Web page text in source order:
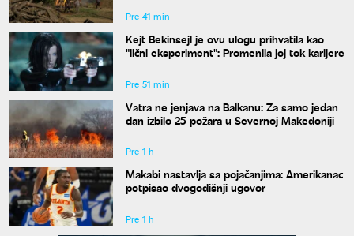
Pre 41 min
Kejt Bekinsejl je ovu ulogu prihvatila kao
"lični eksperiment": Promenila joj tok karijere
Pre 51 min
Vatra ne jenjava na Balkanu: Za samo jedan
dan izbilo 25 požara u Severnoj Makedoniji
Pre 1 h
Makabi nastavlja sa pojačanjima: Amerikanac
potpisao dvogodišnji ugovor
Pre 1 h